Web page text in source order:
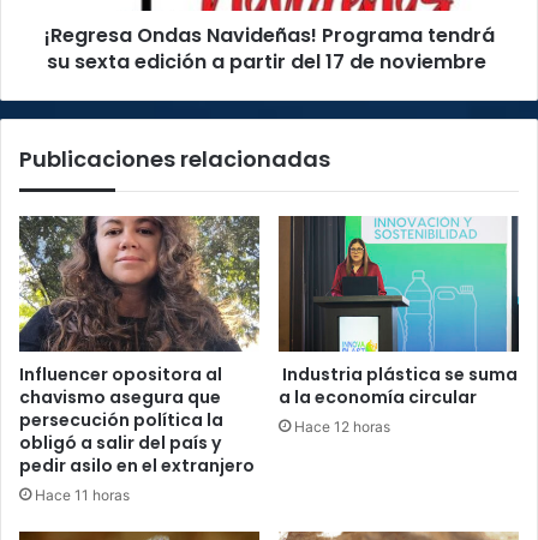
partir¡Regresa Ondas Navideñas! Programa tendrá
su sexta edición a partir del 17 de noviembre
Publicaciones relacionadas
Influencer opositora al
chavismo asegura que
persecución política la
obligó a salir del país y
pedir asilo en el extranjero
Hace 11 horas
Industria plástica se suma
a la economía circular
Hace 12 horas